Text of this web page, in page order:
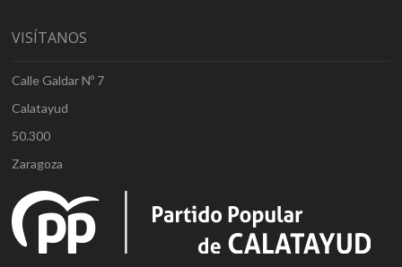
VISÍTANOS
Calle Galdar Nº 7
Calatayud
50.300
Zaragoza